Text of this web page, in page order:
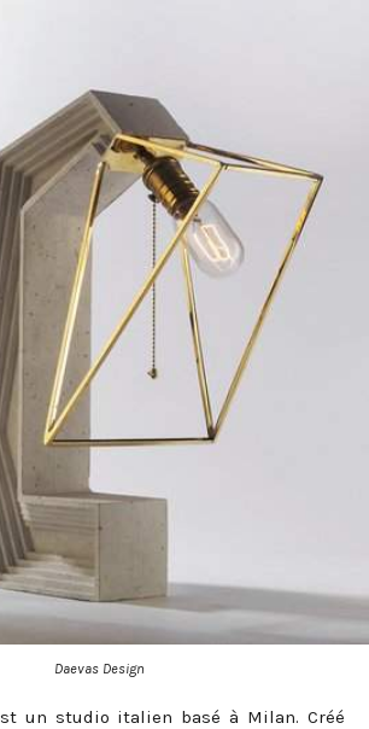
Daevas Design
un studio italien basé à Milan. Créé